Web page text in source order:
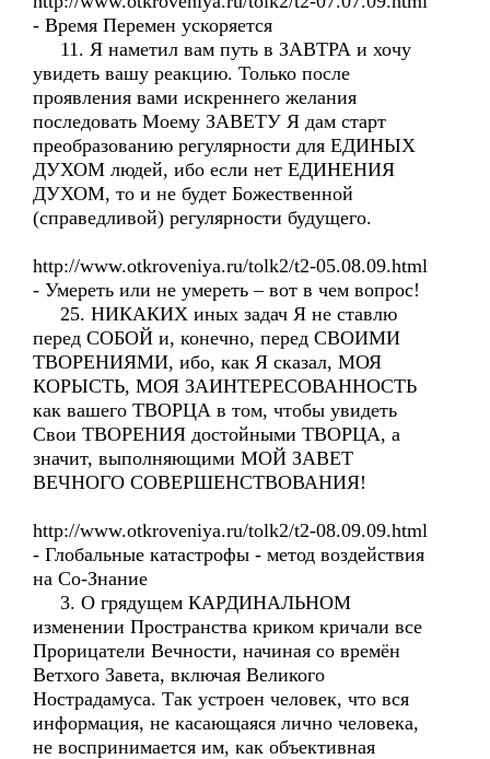
- Время Перемен ускоряется
11. Я наметил вам путь в ЗАВТРА и хочу
увидеть вашу реакцию. Только после
проявления вами искреннего желания
последовать Моему ЗАВЕТУ Я дам старт
преобразованию регулярности для ЕДИНЫХ
ДУХОМ людей, ибо если нет ЕДИНЕНИЯ
ДУХОМ, то и не будет Божественной
(справедливой) регулярности будущего.
http://www.otkroveniya.ru/tolk2/t2-05.08.09.html
- Умереть или не умереть – вот в чем вопрос!
25. НИКАКИХ иных задач Я не ставлю
перед СОБОЙ и, конечно, перед СВОИМИ
ТВОРЕНИЯМИ, ибо, как Я сказал, МОЯ
КОРЫСТЬ, МОЯ ЗАИНТЕРЕСОВАННОСТЬ
как вашего ТВОРЦА в том, чтобы увидеть
Свои ТВОРЕНИЯ достойными ТВОРЦА, а
значит, выполняющими МОЙ ЗАВЕТ
ВЕЧНОГО СОВЕРШЕНСТВОВАНИЯ!
http://www.otkroveniya.ru/tolk2/t2-08.09.09.html
- Глобальные катастрофы - метод воздействия
на Со-Знание
3. О грядущем КАРДИНАЛЬНОМ
изменении Пространства криком кричали все
Прорицатели Вечности, начиная со времён
Ветхого Завета, включая Великого
Нострадамуса. Так устроен человек, что вся
информация, не касающаяся лично человека,
не воспринимается им, как объективная